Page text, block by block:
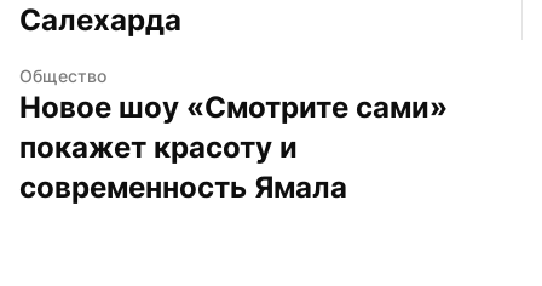
Салехарда
Общество
Новое шоу «Смотрите сами»
покажет красоту и
современность Ямала